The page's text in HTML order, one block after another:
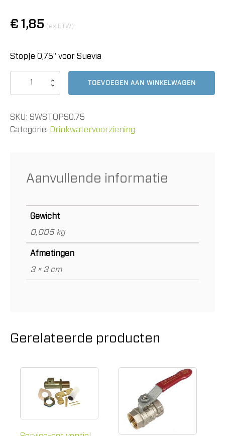
€ 1,85 (ex BTW)
Stopje 0,75" voor Suevia
aantal
TOEVOEGEN AAN WINKELWAGEN
SKU: SWSTOPS0.75
Categorie:
Drinkwatervoorziening
Aanvullende informatie
Gewicht
0,005 kg
Afmetingen
3 × 3 cm
Gerelateerde producten